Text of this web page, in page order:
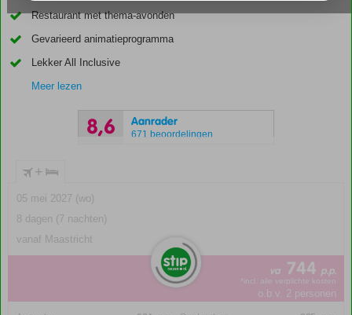
Restaurant met thema-avonden
Gevarieerd animatieprogramma
Lekker All Inclusive
Meer lezen
8,6 Aanrader
671 beoordelingen
+
05 mei 2027 (wo)
8 dagen (7 nachten)
vanaf Maastricht
va 744 p.p.
*incl. alle verplichte kosten
o.b.v. 2 personen